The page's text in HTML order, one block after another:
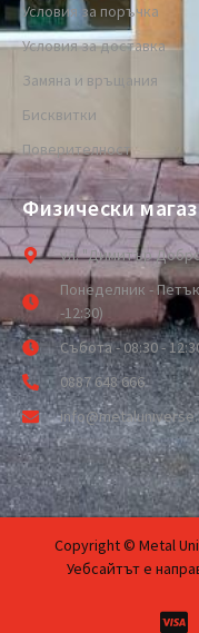
Условия за поръчка
Условия за доставка
Замяна и връщания
Бисквитки
Поверителност
Физически
ул. "Димитър
Понеделник -
-12:30)
Събота - 08:30 -
0887 648 666
Copyright © Metal
Уебсайтът е